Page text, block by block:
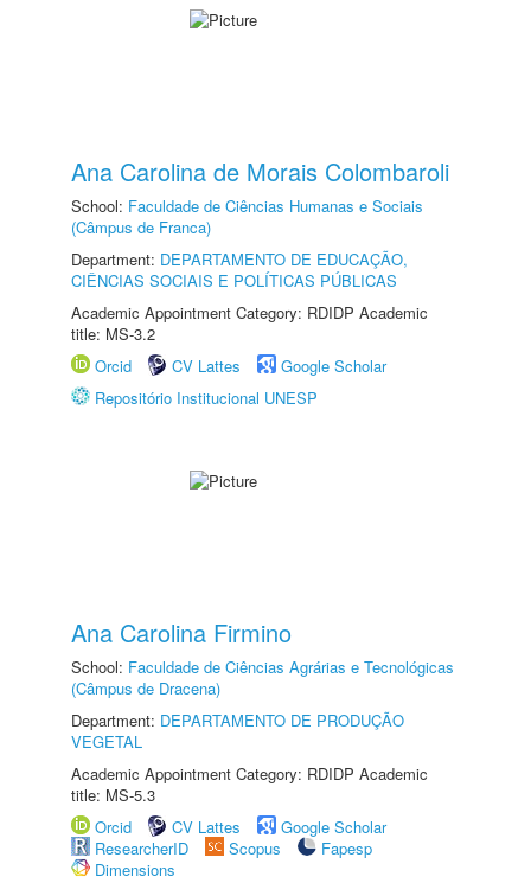
Ana Carolina de Morais Colombaroli
School: Faculdade de Ciências Humanas e Sociais
(Câmpus de Franca)
Department: DEPARTAMENTO DE EDUCAÇÃO,
CIÊNCIAS SOCIAIS E POLÍTICAS PÚBLICAS
Academic Appointment Category: RDIDP Academic
title: MS-3.2
Orcid
CV Lattes
Google Scholar
Repositório Institucional UNESP
Ana Carolina Firmino
School: Faculdade de Ciências Agrárias e Tecnológicas
(Câmpus de Dracena)
Department: DEPARTAMENTO DE PRODUÇÃO
VEGETAL
Academic Appointment Category: RDIDP Academic
title: MS-5.3
Orcid
CV Lattes
Google Scholar
ResearcherID
Scopus
Fapesp
Dimensions